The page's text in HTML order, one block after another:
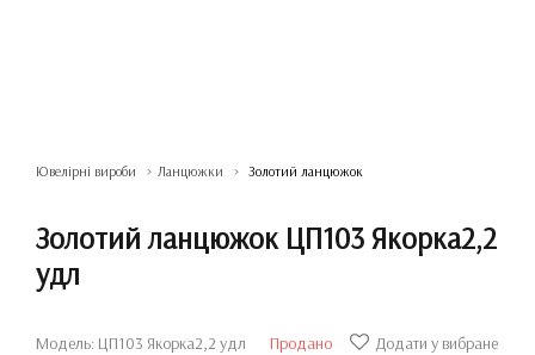
Ювелірні вироби Ланцюжки Золотий ланцюжок
Золотий ланцюжок ЦП103 Якорка2,2
удл
Модель: ЦП103 Якорка2,2 удл Продано Додати у вибране